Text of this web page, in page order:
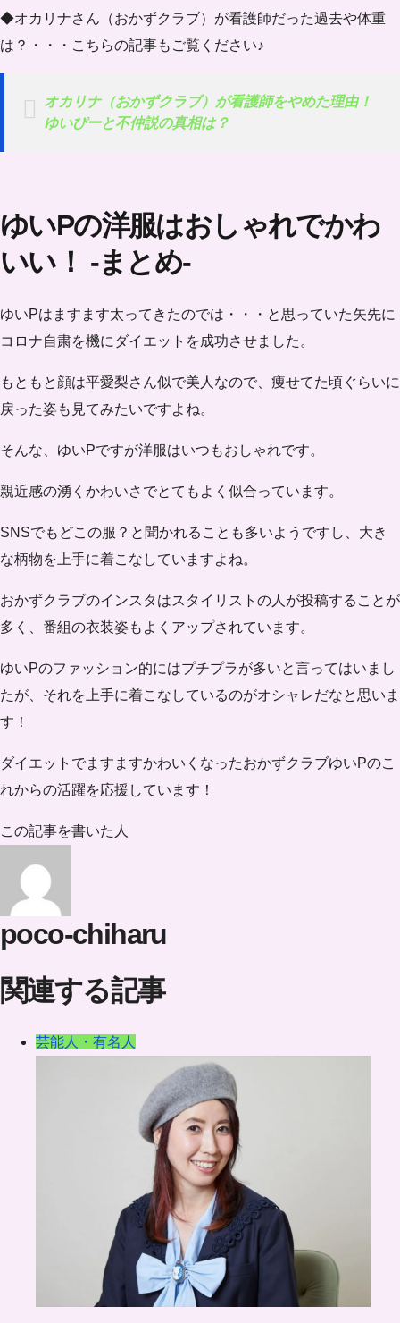
◆オカリナさん（おかずクラブ）が看護師だった過去や体重
は？・・・こちらの記事もご覧ください♪
オカリナ（おかずクラブ）が看護師をやめた理由！
ゆいぴーと不仲説の真相は？
ゆいPの洋服はおしゃれでかわ
いい！ -まとめ-
ゆいPはますます太ってきたのでは・・・と思っていた矢先に
コロナ自粛を機にダイエットを成功させました。
もともと顔は平愛梨さん似で美人なので、痩せてた頃ぐらいに
戻った姿も見てみたいですよね。
そんな、ゆいPですが洋服はいつもおしゃれです。
親近感の湧くかわいさでとてもよく似合っています。
SNSでもどこの服？と聞かれることも多いようですし、 大き
な柄物を上手に着こなしていますよね。
おかずクラブのインスタはスタイリストの人が投稿することが
多く、番組の衣装姿もよくアップされています。
ゆいPのファッション的にはプチプラが多いと言ってはいまし
たが、それを上手に着こなしているのがオシャレだなと思いま
す！
ダイエットでますますかわいくなったおかずクラブゆいPのこ
れからの活躍を応援しています！
この記事を書いた人
poco-chiharu
関連する記事
芸能人・有名人